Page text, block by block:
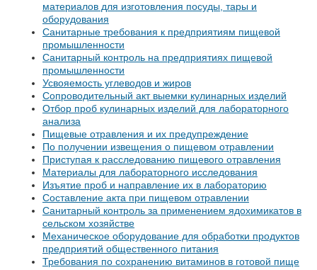
материалов для изготовления посуды, тары и
оборудования
Санитарные требования к предприятиям пищевой
промышленности
Санитарный контроль на предприятиях пищевой
промышленности
Усвояемость углеводов и жиров
Сопроводительный акт выемки кулинарных изделий
Отбор проб кулинарных изделий для лабораторного
анализа
Пищевые отравления и их предупреждение
По получении извещения о пищевом отравлении
Приступая к расследованию пищевого отравления
Материалы для лабораторного исследования
Изъятие проб и направление их в лабораторию
Составление акта при пищевом отравлении
Санитарный контроль за применением ядохимикатов в
сельском хозяйстве
Механическое оборудование для обработки продуктов
предприятий общественного питания
Требования по сохранению витаминов в готовой пище